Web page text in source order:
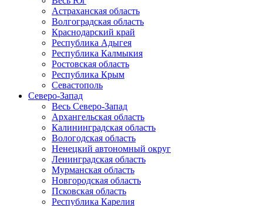
Астраханская область
Волгоградская область
Краснодарский край
Республика Адыгея
Республика Калмыкия
Ростовская область
Республика Крым
Севастополь
Северо-Запад
Весь Северо-Запад
Архангельская область
Калининградская область
Вологодская область
Ненецкий автономный округ
Ленинградская область
Мурманская область
Новгородская область
Псковская область
Республика Карелия